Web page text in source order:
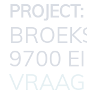
PROJECT:
9700